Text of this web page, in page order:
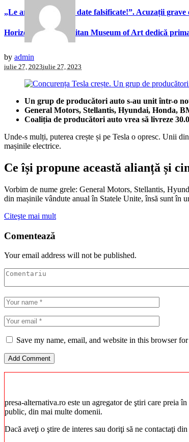
„Le arată patronilor date falsificate!”. Acuzații grave
Horizons”. Metropolitan Museum of Art dedică
by admin
iulie 27, 2023iulie 27, 2023
Un grup de producători auto s-au unit într-o
General Motors, Stellantis, Hyundai, Honda,
Coaliția de producători auto vrea să livreze
Unde-s mulți, puterea crește și pe Tesla o opresc. Unii
mașinile electrice.
Ce își propune această alianță și
Vorbim de nume grele: General Motors, Stellantis,
din mașinile vândute anual în Statele Unite, însă sunt în
Citeşte mai mult
Comentează
Your email address will not be published.
Save my name, email, and website in this browser
presa-alternativa.ro este un agregator de ştiri care preia
public, din mai multe domenii.
Dacă aveţi o ştire de interes sau doriţi să ne contactaţi